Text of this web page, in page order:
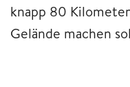
knapp 80
Gelände machen